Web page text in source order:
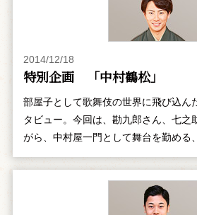
2014/12/18
特別企画 「中村鶴松」
部屋子として歌舞伎の世界に飛び込ん
タビュー。今回は、勘九郎さん、七之
がら、中村屋一門として舞台を勤める